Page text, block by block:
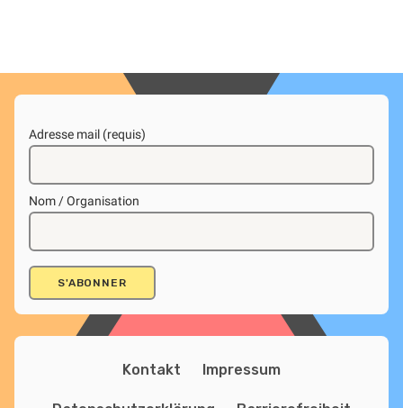
Adresse mail (requis)
Nom / Organisation
Kontakt Impressum